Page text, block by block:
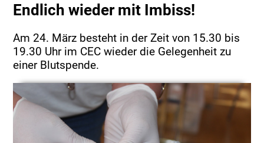
Endlich wieder mit Imbiss!
Am 24. März besteht in der Zeit von 15.30 bis
19.30 Uhr im CEC wieder die Gelegenheit zu
einer Blutspende.